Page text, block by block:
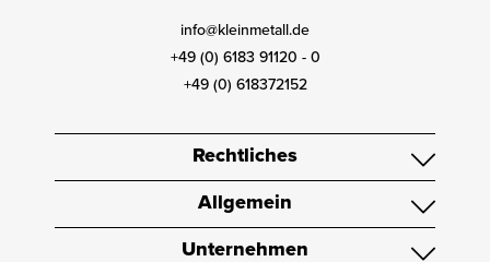
info@kleinmetall.de
+49 (0) 6183 91120 - 0
+49 (0) 618372152
Rechtliches
Allgemein
Unternehmen